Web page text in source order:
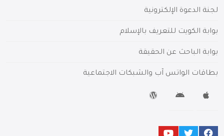
لجنة الدعوة الإلكترونية
بوابة الكويت للتعريف بالإسلام
بوابة الباحث عن الحقيقة
بطاقات الواتس آب والشبكات الاجتماعية